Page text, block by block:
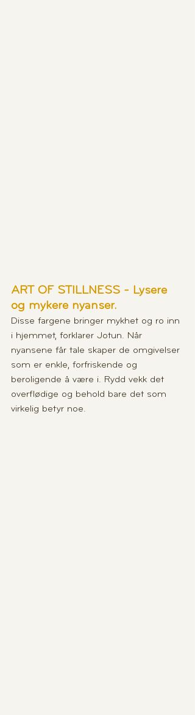
ART OF STILLNESS - Lysere
og mykere nyanser.
Disse fargene bringer mykhet og ro inn
i hjemmet, forklarer Jotun. Når
nyansene får tale skaper de omgivelser
som er enkle, forfriskende og
beroligende å være i. Rydd vekk det
overflødige og behold bare det som
virkelig betyr noe.